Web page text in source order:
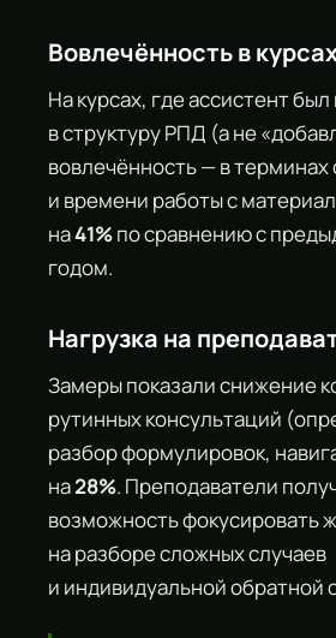
Вовлечённость в
На курсах, где ассистент
в структуру РПД (а не
вовлечённость — в
и времени работы с
на41%по сравнению с
годом.
Нагрузка на
Замеры показали снижение
рутинных консультаций
разбор формулировок,
на28%. Преподаватели
возможность фокусировать
на разборе сложных случаев
и индивидуальной обратной